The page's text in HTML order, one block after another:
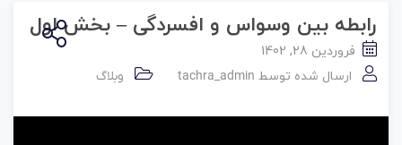
رابطه بین وسواس و افسردگی – بخش اول
فروردین 28, 1402
ارسال شده توسطtachra_admin وبلاگ